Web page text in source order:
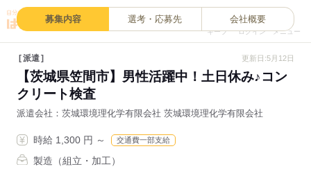
キープ ログイン メニュー
募集内容 選考・応募先 会社概要
派遣 更新日:5月12日
【茨城県笠間市】男性活躍中！土日休み♪コン
クリート検査
派遣会社 茨城環境理化学有限会社 茨城環境理化学有限会社
時給 1,300 円 ～ 交通費一部支給
製造（組立・加工）